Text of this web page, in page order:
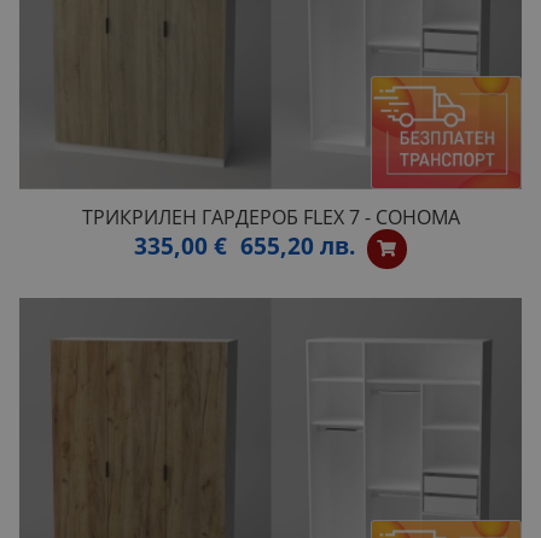
ТРИКРИЛЕН ГАРДЕРОБ FLEX 7 - СОНОМА
335,00 € 655,20 лв.